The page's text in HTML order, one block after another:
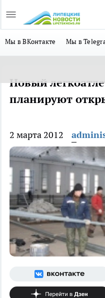
Мы в ВКонтакте Мы в
Новый
планируют
2 марта 2012